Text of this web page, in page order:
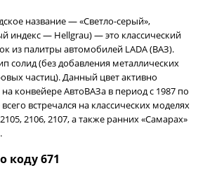
название — «Светло-серый»,
индекс — Hellgrau) — это классический
из палитры автомобилей LADA (ВАЗ).
солид (без добавления металлических
частиц). Данный цвет активно
на конвейере АвтоВАЗа в период с 1987 по
встречался на классических моделях
2106, 2107, а также ранних «Самарах»
коду 671